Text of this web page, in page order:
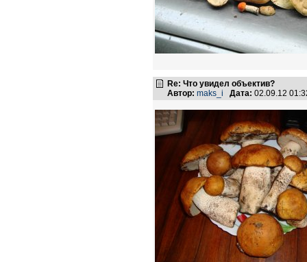
Re: Что увидел объектив?
Автор: maks_i Дата: 02.09.12